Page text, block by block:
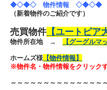
◆◇◆◇ 物件情報 ◇◆◇◆
（新着物件のご紹介です）
売買物件 【ユートピア
物件所在地 → 【グーグルマ
ホームズ様 【物件情報】
※物件名・物件情報をクリック
～～～～～～～～～～～～～～